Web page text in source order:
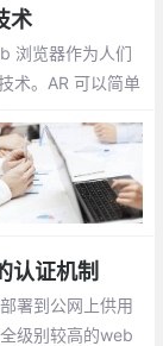
术
浏览器作为人们
术。AR 可以简单
认证机制
署到公网上供用
级别较高的web